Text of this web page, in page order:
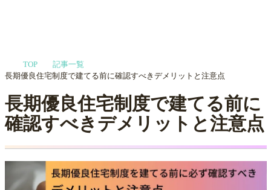
TOP
記事一覧
長期優良住宅制度で建てる前に確認すべきデメリットと注意点
長期優良住宅制度で建てる前に
確認すべきデメリットと注意点